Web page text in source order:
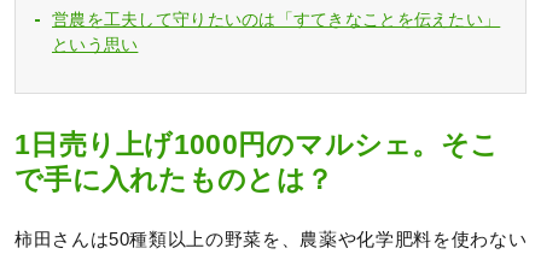
営農を工夫して守りたいのは「すてきなことを伝えたい」
という思い
1日売り上げ1000円のマルシェ。そこ
で手に入れたものとは？
柿田さんは50種類以上の野菜を、農薬や化学肥料を使わない